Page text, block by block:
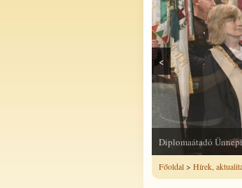
Selye János
<
Főoldal> Hírek,